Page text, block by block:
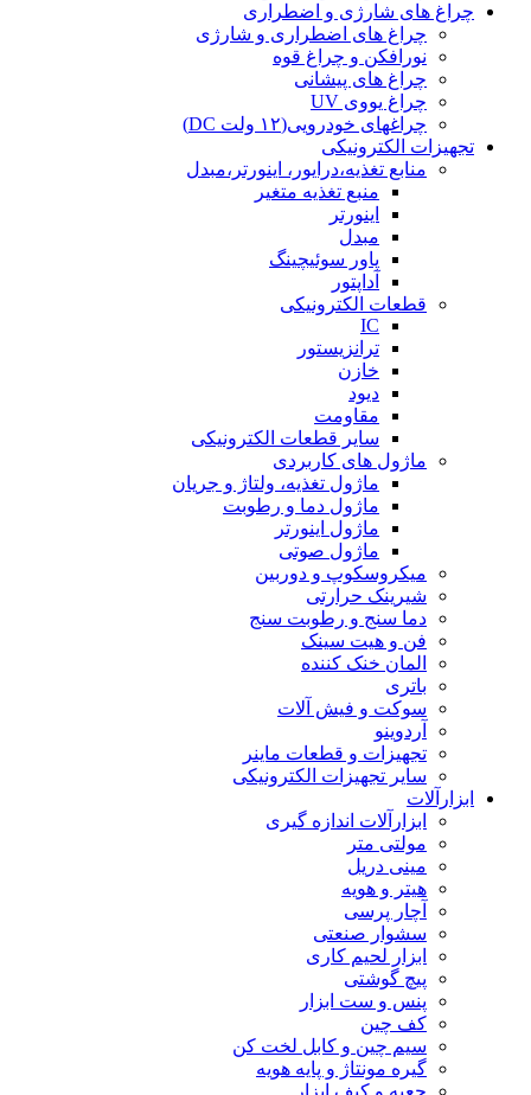
چراغ های شارژی و اضطراری
چراغ های اضطراری و شارژی
نورافکن و چراغ قوه
چراغ های پیشانی
چراغ یووی UV
چراغهای خودرویی(۱۲ ولت DC)
تجهیزات الکترونیکی
منابع تغذیه،درایور، اینورتر،مبدل
منبع تغذیه متغیر
اینورتر
مبدل
پاور سوئیچینگ
آداپتور
قطعات الکترونیکی
IC
ترانزیستور
خازن
دیود
مقاومت
سایر قطعات الکترونیکی
ماژول های کاربردی
ماژول تغذیه، ولتاژ و جریان
ماژول دما و رطوبت
ماژول اینورتر
ماژول صوتی
میکروسکوپ و دوربین
شیرینک حرارتی
دما سنج و رطوبت سنج
فن و هیت سینک
المان خنک کننده
باتری
سوکت و فیش آلات
آردوینو
تجهیزات و قطعات ماینر
سایر تجهیزات الکترونیکی
ابزارآلات
ابزارآلات اندازه گیری
مولتی متر
مینی دریل
هیتر و هویه
آچار پرسی
سشوار صنعتی
ابزار لحیم کاری
پیچ گوشتی
پنس و ست ابزار
کف چین
سیم چین و کابل لخت کن
گیره مونتاژ و پایه هویه
جعبه و کیف ابزار